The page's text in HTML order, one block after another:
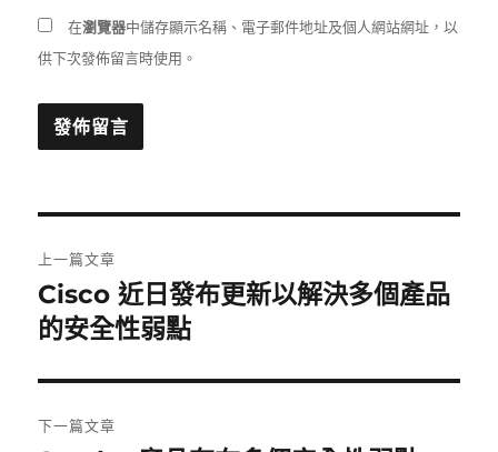
在瀏覽器中儲存顯示名稱、電子郵件地址及個人網站網址，以
供下次發佈留言時使用。
章
導
覽
上一篇文章
上
一
文
章:
Cisco 近日發布更新以解決多個產品
的安全性弱點
下一篇文章